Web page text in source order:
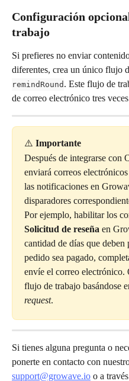
Configuración
trabajo
Si prefieres no enviar
diferentes, crea un único flujo
remindRound . Este flujo de
de correo electrónico tres
⚠️ Importante
Después de integrarse con
enviará correos
las notificaciones en
disparadores
Por ejemplo, habilitar los
Solicitud de reseña en
cantidad de días que deben
pedido sea pagado,
envíe el correo electrónico.
flujo de trabajo basándose
request.
Si tienes alguna pregunta o
ponerte en contacto con
support@growave.io o a